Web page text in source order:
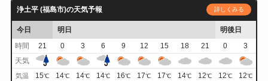
浄土平 (福島市)の天気予報 詳しくみる
今日 明日
明後日
時間
21 0 3 6 9 12 15 18 21 0
3
天気
気温 15℃ 14℃ 14℃ 14℃ 16℃ 17℃ 17℃ 14℃ 12℃ 12℃ 12℃